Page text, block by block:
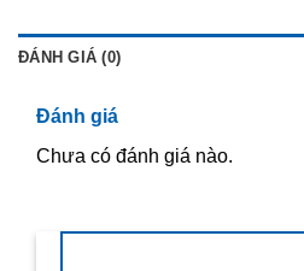
ĐÁNH GIÁ (0)
Đánh giá
Chưa có đánh giá nào.